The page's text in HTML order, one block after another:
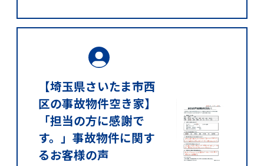
【埼玉県さいたま市西
区の事故物件空き家】
「担当の方に感謝で
す。」事故物件に関す
るお客様の声